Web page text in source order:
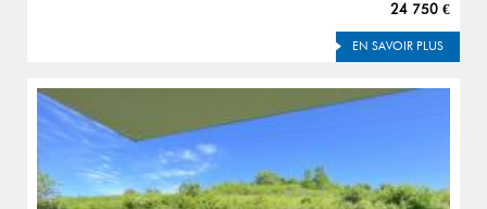
24 750 €
EN SAVOIR PLUS